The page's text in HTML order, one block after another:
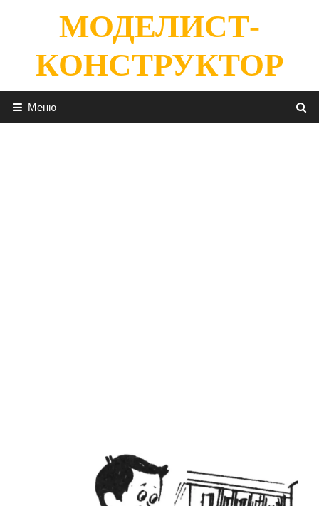
содержимомуМОДЕЛИСТ-
КОНСТРУКТОР
Меню